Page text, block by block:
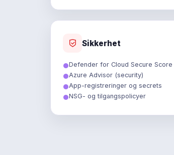
Sikkerhet
Defender for Cloud Secure Score
Azure Advisor (security)
App-registreringer og secrets
NSG- og tilgangspolicyer